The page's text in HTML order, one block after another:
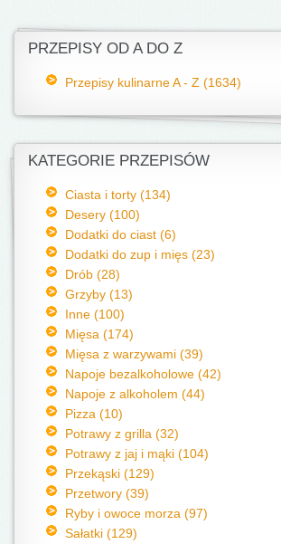
PRZEPISY OD A DO Z
Przepisy kulinarne A - Z (1634)
KATEGORIE PRZEPISÓW
Ciasta i torty (134)
Desery (100)
Dodatki do ciast (6)
Dodatki do zup i mięs (23)
Drób (28)
Grzyby (13)
Inne (100)
Mięsa (174)
Mięsa z warzywami (39)
Napoje bezalkoholowe (42)
Napoje z alkoholem (44)
Pizza (10)
Potrawy z grilla (32)
Potrawy z jaj i mąki (104)
Przekąski (129)
Przetwory (39)
Ryby i owoce morza (97)
Sałatki (129)